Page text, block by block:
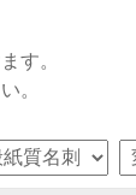
す。
。